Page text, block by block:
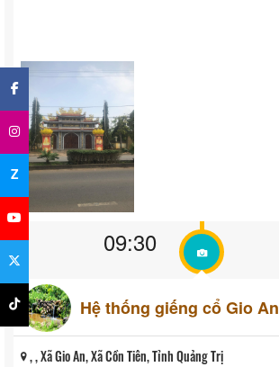
09:30
Hệ thống giếng cổ Gio An
, , Xã Gio An, Xã Cồn Tiên, Tỉnh Quảng Trị
×
Z